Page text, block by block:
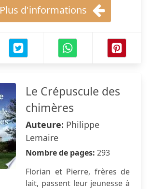
Plus d'informations
Le Crépuscule des
chimères
Auteure: Philippe
Lemaire
Nombre de pages: 293
Florian et Pierre, frères de
lait, passent leur jeunesse à